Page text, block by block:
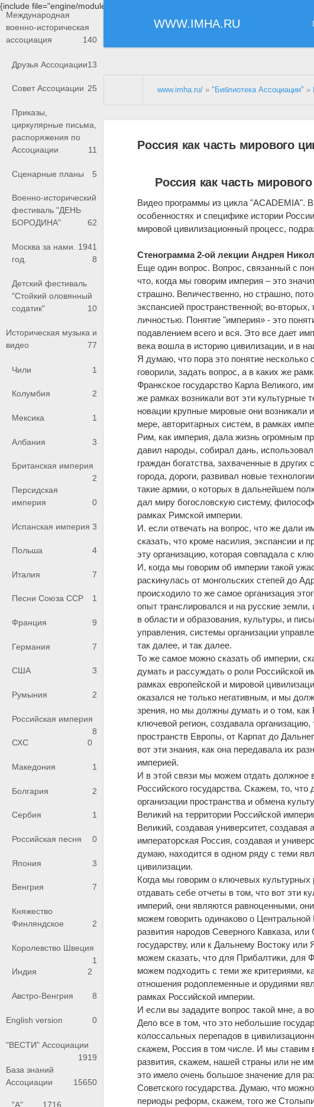
{include file="engine/modules/saperu/head.php"}
WWW.IMHA.RU
Международная
военно-историческая
ассоциация
140
Друзья Ассоциации13
Совет Ассоциации 25
Приказы,
циркулярные письма,
распоряжения по
Ассоциации
11
Сценарные планы 5
Военно-исторический
фестиваль "ДЕНЬ
БОРОДИНА"
62
Москва за нами. 1941
год.
8
Детский фестиваль
"Стойкий оловянный
содатик"
10
Историческая музыка и
видео
77
Чили 1
Колумбия 2
Мексика 1
Албания 3
Британская империя
2
Персидская
империя
0
Испанская империя 3
Польша 4
Италия 7
Песни Союза ССР 1
Франция 9
Германия 7
США 3
Румыния 2
Российская империя
8
СХС
0
Македония 1
Болгария 2
Сербия 1
Российская песня 0
Япония 3
Венгрия 7
Княжество
Финляндское
2
Королевство Швеция
1
Индия
2
Австро-Венгрия 8
English version 0
"ВЕСТИ" Ассоциации
1919
База знаний
Ассоциации
15650
"А" 1716
www.imha.ru/ »"Библиотека Ассоциации" »
Россия как часть мирового
Россия как часть
Видео программы из цикла "ACADEMIA".
особенностях и специфике истории
мировой цивилизационный процесс,
Стенограмма 2-ой лекции Андрея
Еще один вопрос. Вопрос, связанный с
что, когда мы говорим империя – это
страшно. Величественно, но страшно,
экспансией пространственной; во-
личностью. Понятие "империя» - это
подавлением всего и вся. Это все дает
века вошла в историю цивилизации, и в
Я думаю, что пора это понятие несколько
говорили, задать вопрос, а в каких же
Франкское государство Карла Великого,
же рамках возникали вот эти культурные
новации крупные мировые они возникали
мере, авторитарных систем, в рамках
Рим, как империя, дала жизнь огромным
давил народы, собирал дань,
граждан богатства, захваченные в
города, дороги, развивал новые
такие армии, о которых в дальнейшем
дал миру богословскую систему,
рамках Римской империи.
И. если отвечать на вопрос, что же дали
сказать, что кроме насилия, экспансии и
эту организацию, которая совпадала с
И, когда мы говорим об империи такой
раскинулась от монгольских степей до
происходило то же самое организация
опыт транслировался и на русские
в области и образования, культуры, и
управления, системы организации
так далее, и так далее.
То же самое можно сказать об империи,
думать и рассуждать о роли Российской
рамках европейской и мировой
оказался не только негативным, и мы
зрения, но мы должны думать и о том, как
ключевой регион, создавала
пространств Европы, от Карпат до
вот эти знания, как она передавала их
империей.
И в этой связи мы можем отдать должное
Российского государства. Скажем, то,
организации пространства и обмена
Великий на территории Российской
Великий, создавая университет,
императорская Россия, создавая и
думаю, находится в одном ряду с теми
цивилизации.
Когда мы говорим о ключевых
отдавать себе отчеты в том, что вот эти
империй, они являются равноценными,
можем говорить одинаково о
развития народов Северного Кавказа,
государству, или к Дальнему Востоку
можем сказать, что для Прибалтики,
можем подходить с теми же критериями,
отношения родоплеменные и орудиями
рамках Российской империи.
И если вы зададите вопрос такой мне, а
Дело все в том, что это небольшие
колоссальных перепадов в
скажем, Россия в том числе. И мы ставим
развития, скажем, нашей страны или не
это имело очень большое значение для
Советского государства. Думаю, что
периоды реформ, скажем, того же